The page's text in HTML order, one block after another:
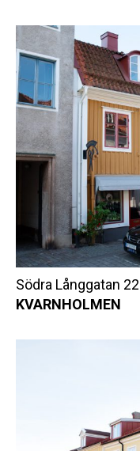
Södra Långgatan 22
KVARNHOLMEN